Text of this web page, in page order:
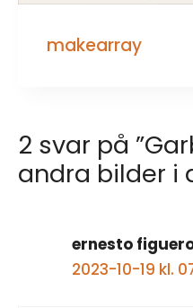
makearray
2 svar på
andra bilder i
ernesto
2023-10-19 kl.